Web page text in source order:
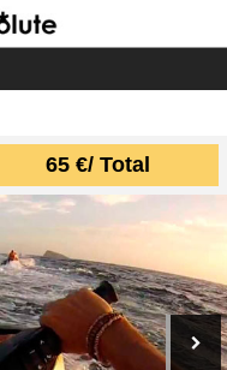
65€/ Total